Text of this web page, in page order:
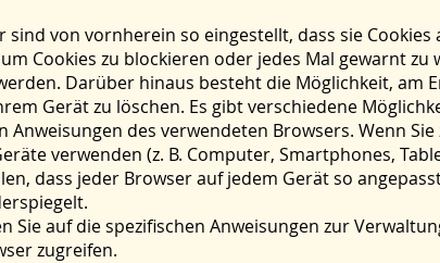
von vornherein so eingestellt, dass sie
Cookies zu blockieren oder jedes Mal gewarnt zu
Darüber hinaus besteht die Möglichkeit, am
Gerät zu löschen. Es gibt verschiedene
Anweisungen des verwendeten Browsers. Wenn
verwenden (z. B. Computer, Smartphones,
dass jeder Browser auf jedem Gerät so
Sie auf die spezifischen Anweisungen zur
zugreifen.